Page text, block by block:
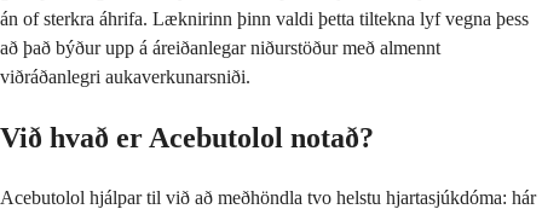
án of sterkra áhrifa. Læknirinn þinn valdi þetta tiltekna lyf vegna þess
að það býður upp á áreiðanlegar niðurstöður með almennt
viðráðanlegri aukaverkunarsniði.
Við hvað er Acebutolol notað?
Acebutolol hjálpar til við að meðhöndla tvo helstu hjartasjúkdóma: hár